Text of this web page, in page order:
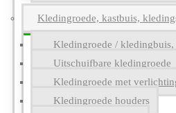
Kledingroede, kastbuis,
Kledingroede / kledingbuis,
Uitschuifbare kledingroede
Kledingroede met
Kledingroede houders